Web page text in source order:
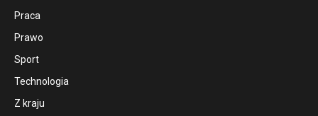
Praca
Prawo
Sport
Technologia
Z kraju